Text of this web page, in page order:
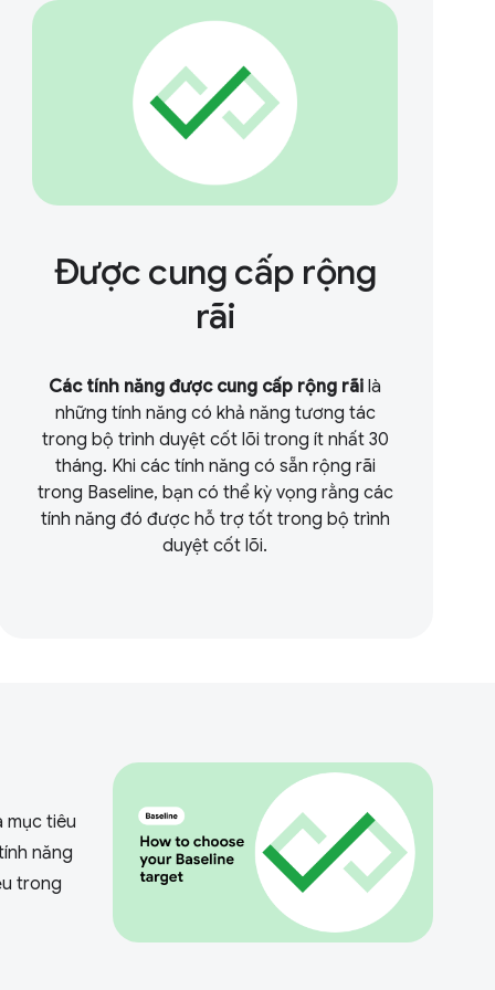
Được cung cấp rộng
rãi
Các tính năng được cung cấp rộng rãi là
những tính năng có khả năng tương tác
trong bộ trình duyệt cốt lõi trong ít nhất 30
tháng. Khi các tính năng có sẵn rộng rãi
trong Baseline, bạn có thể kỳ vọng rằng các
tính năng đó được hỗ trợ tốt trong bộ trình
duyệt cốt lõi.
mục tiêu
năng
trong